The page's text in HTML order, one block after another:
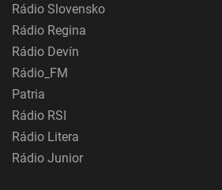
Rádio Slovensko
Rádio Regina
Rádio Devín
Rádio_FM
Patria
Rádio RSI
Rádio Litera
Rádio Junior